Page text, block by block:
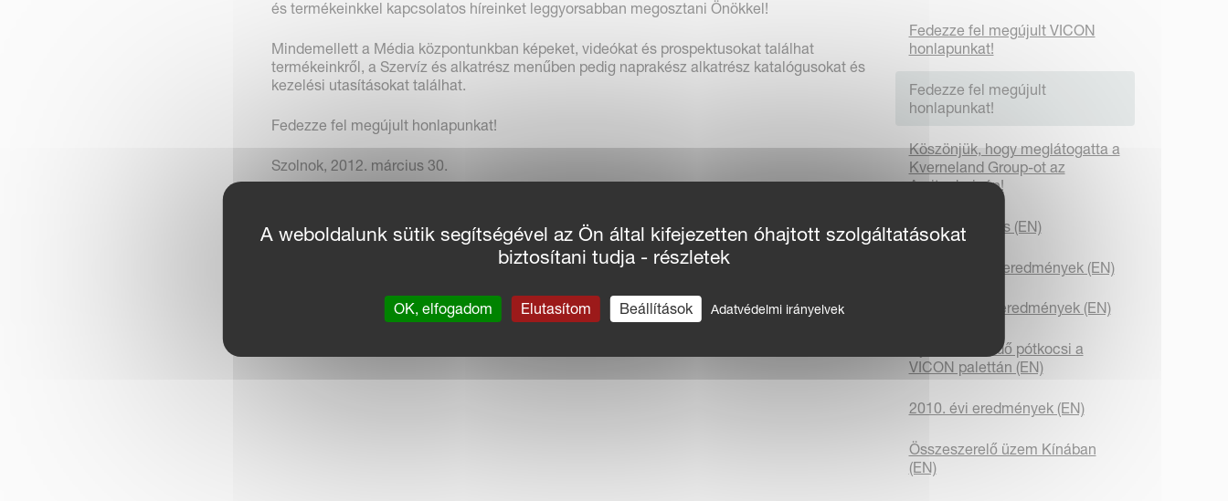
és termékeinkkel kapcsolatos híreinket leggyorsabban megosztani Önökkel!
Mindemellett a Média központunkban képeket, videókat és prospektusokat találhat
termékeinkről, a Szervíz és alkatrész menűben pedig naprakész alkatrész katalógusokat és
kezelési utasításokat találhat.
Fedezze fel megújult honlapunkat!
Szolnok, 2012. március 30.
Fedezze fel megújult VICON
honlapunkat!
Fedezze fel megújult
honlapunkat!
Köszönjük, hogy meglátogatta a
Kverneland Group-ot az
Agritechnicán!
Éves közgyűlés (EN)
2010. III. n.évi eredmények (EN)
2010. II. n.évi eredmények (EN)
Új rendfelszedő pótkocsi a
VICON palettán (EN)
2010. évi eredmények (EN)
Összeszerelő üzem Kínában
(EN)
A weboldalunk sütik segítségével az Ön által kifejezetten óhajtott szolgáltatásokat
biztosítani tudja - részletek
OK, elfogadom Elutasítom Beállítások Adatvédelmi irányelvek